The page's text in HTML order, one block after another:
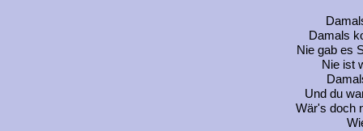
Damals
Nie gab es
Nie ist
Und du
Wär's doch